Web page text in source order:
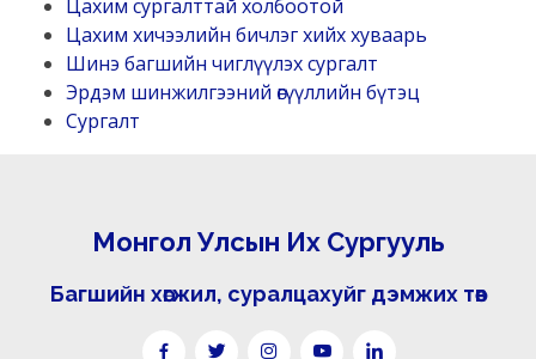
Цахим сургалттай холбоотой
Цахим хичээлийн бичлэг хийх хуваарь
Шинэ багшийн чиглүүлэх сургалт
Эрдэм шинжилгээний өгүүллийн бүтэц
Сургалт
Монгол Улсын Их Сургууль
Багшийн хөгжил, суралцахуйг дэмжих төв